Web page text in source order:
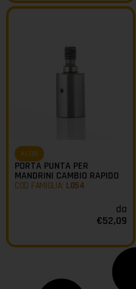
KLEIN
PORTA PUNTA PER
MANDRINI CAMBIO RAPIDO
COD FAMIGLIA: L054
da
€52,09